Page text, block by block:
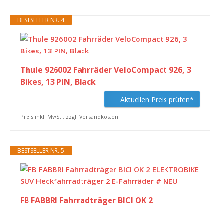
BESTSELLER NR. 4
Thule 926002 Fahrräder VeloCompact 926, 3
Bikes, 13 PIN, Black
Aktuellen Preis prüfen*
Preis inkl. MwSt., zzgl. Versandkosten
BESTSELLER NR. 5
FB FABBRI Fahrradträger BICI OK 2